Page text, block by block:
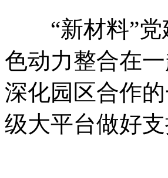
“新材料”党
色动力整合在
深化园区合作
级大平台做好